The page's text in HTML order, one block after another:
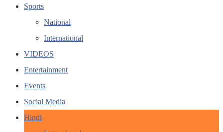
Sports
National
International
VIDEOS
Entertainment
Events
Social Media
Hindi